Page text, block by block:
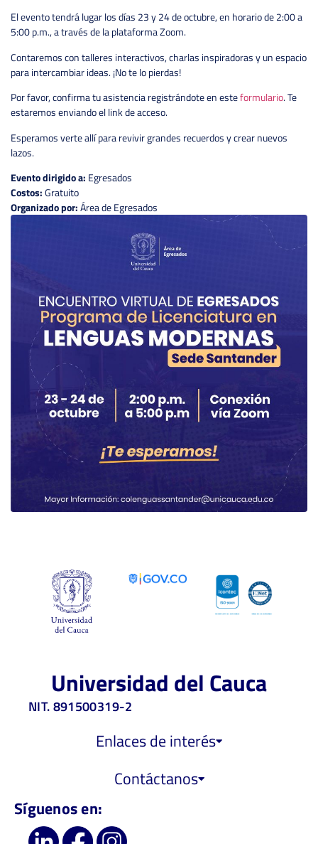
El evento tendrá lugar los días 23 y 24 de octubre, en horario de 2:00 a
5:00 p.m., a través de la plataforma Zoom.
Contaremos con talleres interactivos, charlas inspiradoras y un espacio
para intercambiar ideas. ¡No te lo pierdas!
Por favor, confirma tu asistencia registrándote en esteformulario. Te
estaremos enviando el link de acceso.
Esperamos verte allí para revivir grandes recuerdos y crear nuevos
lazos.
Evento dirigido a: Egresados
Costos:Gratuito
Organizado por:Área de Egresados
Universidad del Cauca
NIT. 891500319-2
Enlaces de interés
Contáctanos
Síguenos en: